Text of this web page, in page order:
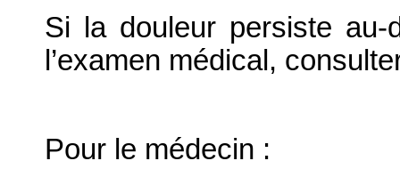
Si la douleur persiste
l’examen médical,
Pour le médecin :